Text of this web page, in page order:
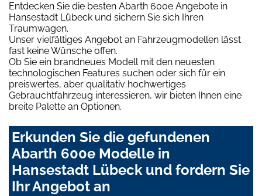
Entdecken Sie die besten Abarth 600e Angebote in
Hansestadt Lübeck und sichern Sie sich Ihren
Traumwagen.
Unser vielfältiges Angebot an Fahrzeugmodellen lässt
fast keine Wünsche offen.
Ob Sie ein brandneues Modell mit den neuesten
technologischen Features suchen oder sich für ein
preiswertes, aber qualitativ hochwertiges
Gebrauchtfahrzeug interessieren, wir bieten Ihnen eine
breite Palette an Optionen.
Erkunden Sie die gefundenen
Abarth 600e Modelle in
Hansestadt Lübeck und fordern Sie
Ihr Angebot an